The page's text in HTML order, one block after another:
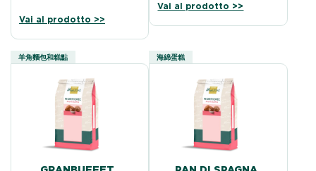
Vai al prodotto >>
Vai al prodotto >>
羊角麵包和糕點 海綿蛋糕